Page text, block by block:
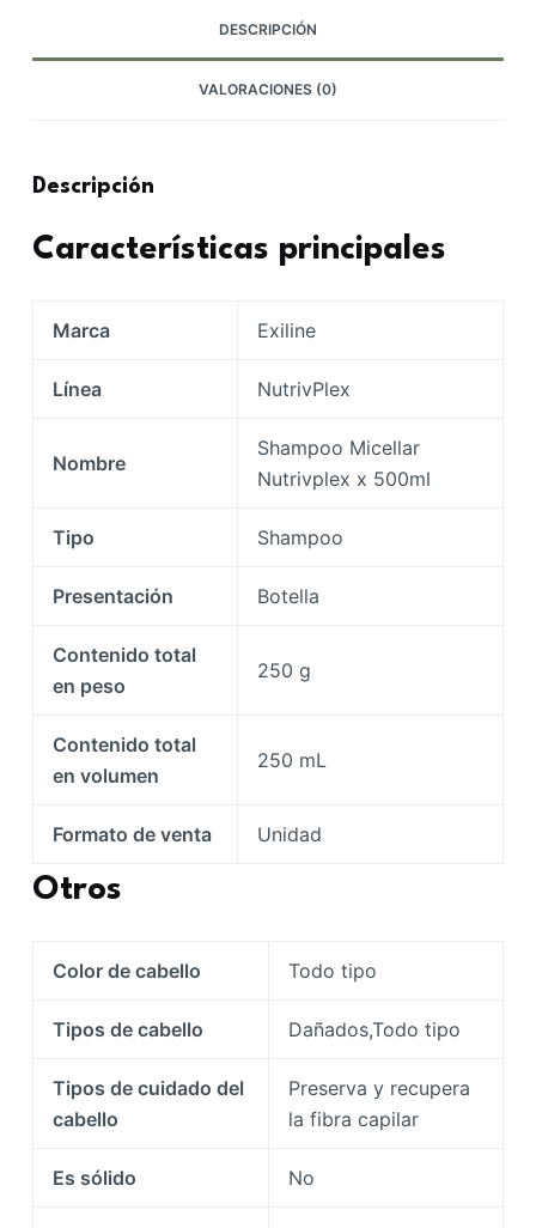
DESCRIPCIÓN
VALORACIONES (0)
Descripción
Características principales
Marca Exiline
Línea NutrivPlex
Nombre
Shampoo Micellar
Nutrivplex x 500ml
Tipo Shampoo
Presentación Botella
Contenido total
en peso
250 g
Contenido total
en volumen
250 mL
Formato de venta Unidad
Otros
Color de cabello Todo tipo
Tipos de cabello Dañados,Todo tipo
Tipos de cuidado del
cabello
Preserva y recupera
la fibra capilar
Es sólido No